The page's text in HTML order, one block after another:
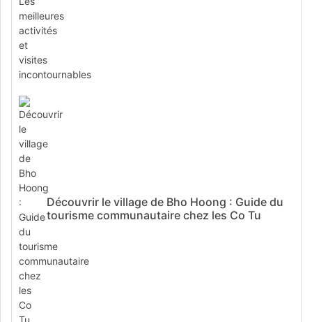
Découvrir le village de Bho Hoong : Guide du
tourisme communautaire chez les Co Tu